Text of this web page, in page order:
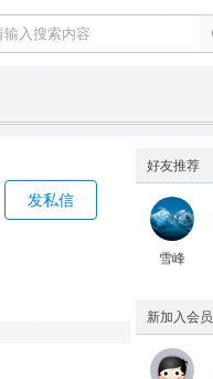
好友推荐
雪峰
新加入会员
发私信